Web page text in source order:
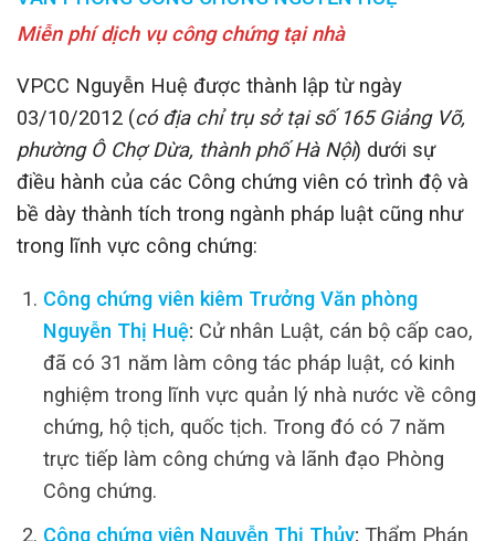
Miễn phí dịch vụ công chứng tại nhà
VPCC Nguyễn Huệ được thành lập từ ngày
03/10/2012 (có địa chỉ trụ sở tại số 165 Giảng Võ,
phường Ô Chợ Dừa, thành phố Hà Nội) dưới sự
điều hành của các Công chứng viên có trình độ và
bề dày thành tích trong ngành pháp luật cũng như
trong lĩnh vực công chứng:
Công chứng viên kiêm Trưởng Văn phòng
Nguyễn Thị Huệ: Cử nhân Luật, cán bộ cấp cao,
đã có 31 năm làm công tác pháp luật, có kinh
nghiệm trong lĩnh vực quản lý nhà nước về công
chứng, hộ tịch, quốc tịch. Trong đó có 7 năm
trực tiếp làm công chứng và lãnh đạo Phòng
Công chứng.
Công chứng viên Nguyễn Thị Thủy: Thẩm Phán